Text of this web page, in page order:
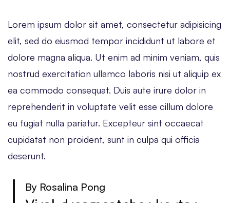
Lorem ipsum dolor sit amet, consectetur adipisicing
elit, sed do eiusmod tempor incididunt ut labore et
dolore magna aliqua. Ut enim ad minim veniam, quis
nostrud exercitation ullamco laboris nisi ut aliquip ex
ea commodo consequat. Duis aute irure dolor in
reprehenderit in voluptate velit esse cillum dolore
eu fugiat nulla pariatur. Excepteur sint occaecat
cupidatat non proident, sunt in culpa qui officia
deserunt.
By Rosalina Pong